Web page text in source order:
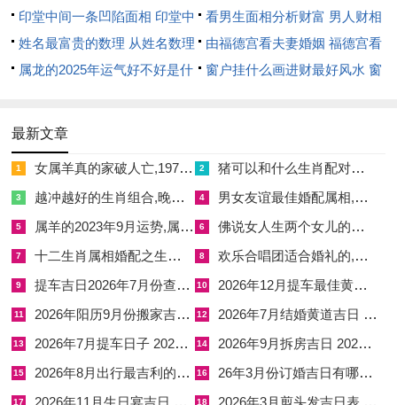
本月进行不管哪个修造、动土、钻孔等事宜、均应避开此正南、
正北两个方位 ~以免触犯太岁,引来不便！
紫白九星:本月月飞星情况可辅助判断方位吉凶.二黑病符星、五
黄煞星等落宫方位宜静不宜动 -保持整洁明亮,避免堆放杂物！
生肖合冲：马年与 寅虎、戌狗 为三合 - 与 未羊 为六盒，同 子鼠
冲、相害的日期！
行事禁忌
方位禁忌:本月凡是动土、修缮、开挖等工程 -要记得避开正南太
岁方、正北岁破方及北方三煞位，此就是大忌 不可不慎！
还是假
印堂中间一条凹陷面相 印堂中
间有条线沟好不好
看男生面相分析财富 男人财相
从哪里看
姓名最富贵的数理 从姓名数理
看富豪
由福德宫看夫妻婚姻 福德宫看
配偶生肖
属龙的2025年运气好不好是什
2025年属龙人的全年运势
窗户挂什么画进财最好风水 窗
最新文章
1 女属羊真的家破人亡,1979年属羊女短命 2 猪可以和什么生肖配对呢,猪和哪些生肖配合适
3 越冲越好的生肖组合,晚年守寡的5个属相 4 男女友谊最佳婚配属相,男女婚配属相最佳搭配前后怎么搭配
5 属羊的2023年9月运势,属羊2023年运势及运程每月运程大家找算命网 6 佛说女人生两个女儿的原因,佛说两个女儿的因果
7 十二生肖属相婚配之生肖牛,十二生肖牛的婚配 8 欢乐合唱团适合婚礼的,欢乐合唱团适合婚礼的音乐
9 提车吉日2026年7月份查询表 10 2026年12月提车最佳黄道吉日查询 2026年12月26日提车日子好吗
11 2026年阳历9月份搬家吉日 阳历6月份搬家黄道吉日查询 12 2026年7月结婚黄道吉日 2026年适合结婚的好日子
13 2026年7月提车日子 2026年7月提车吉日一览表阳历 14 2026年9月拆房吉日 2026年9月适合拆房的日子
15 2026年8月出行最吉利的日子是 2026年8月出生的宝宝属什么 16 26年3月份订婚吉日有哪些 3月份订婚黄道吉日
17 18